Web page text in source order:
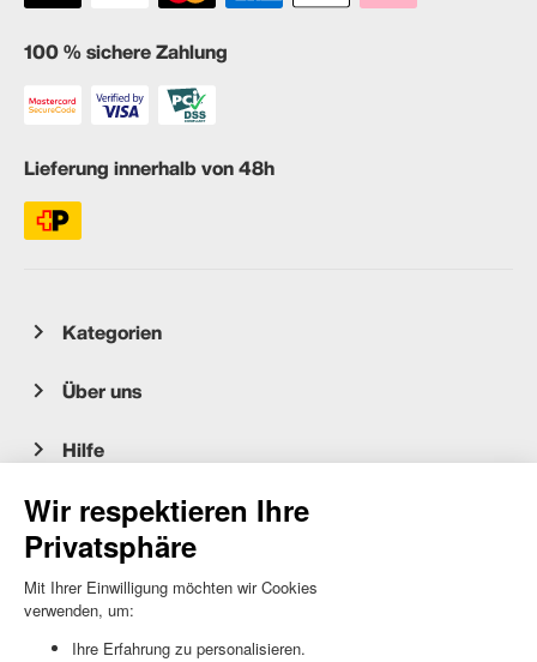
100 % sichere Zahlung
Lieferung innerhalb von 48h
Kategorien
Über uns
Hilfe
Kundenservice
occasion.migros.mobile@recommerce.com
Montag-Freitag 08:00-17:00